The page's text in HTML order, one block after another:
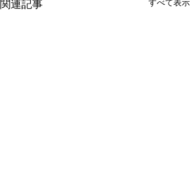
関連記事 すべて表示